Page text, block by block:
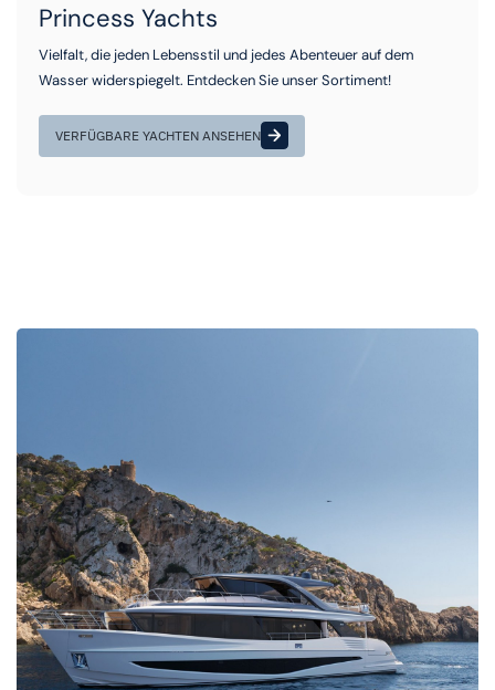
Princess Yachts
Vielfalt, die jeden Lebensstil und jedes Abenteuer auf dem
Wasser widerspiegelt. Entdecken Sie unser Sortiment!
VERFÜGBARE YACHTEN ANSEHEN